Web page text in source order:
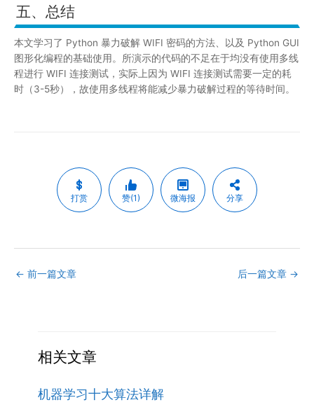
五、总结
本文学习了 Python 暴力破解 WIFI 密码的方法、以及 Python GUI
图形化编程的基础使用。所演示的代码的不足在于均没有使用多线
程进行 WIFI 连接测试，实际上因为 WIFI 连接测试需要一定的耗
时（3-5秒），故使用多线程将能减少暴力破解过程的等待时间。
打赏 赞(1) 微海报 分享
← 前一篇文章 后一篇文章 →
相关文章
机器学习十大算法详解